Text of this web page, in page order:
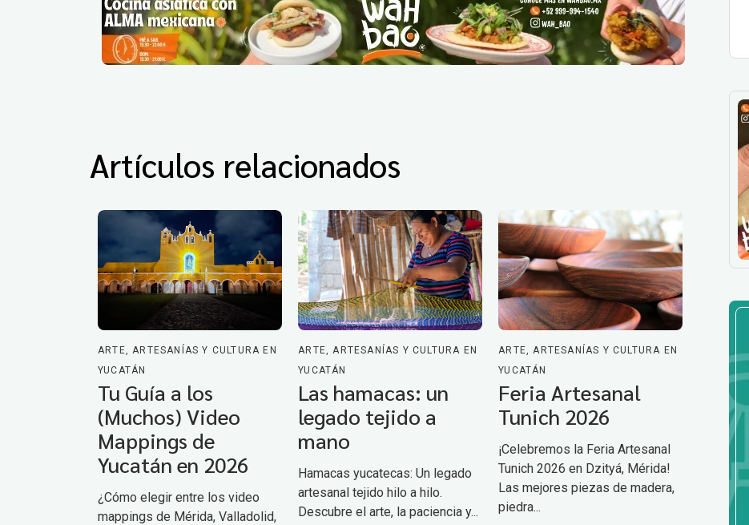
Artículos relacionados
ARTE, ARTESANÍAS Y CULTURA EN
YUCATÁN
Tu Guía a los
(Muchos) Video
Mappings de
Yucatán en 2026
¿Cómo elegir entre los video
mappings de Mérida, Valladolid,
ARTE, ARTESANÍAS Y CULTURA EN
YUCATÁN
Las hamacas: un
legado tejido a
mano
Hamacas yucatecas: Un legado
artesanal tejido hilo a hilo.
Descubre el arte, la paciencia y...
ARTE, ARTESANÍAS Y CULTURA EN
YUCATÁN
Feria Artesanal
Tunich 2026
¡Celebremos la Feria Artesanal
Tunich 2026 en Dzityá, Mérida!
Las mejores piezas de madera,
piedra...